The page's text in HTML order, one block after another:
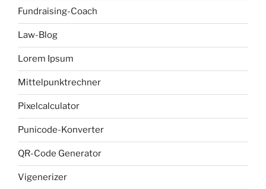
Fundraising-Coach
Law-Blog
Lorem Ipsum
Mittelpunktrechner
Pixelcalculator
Punicode-Konverter
QR-Code Generator
Vigenerizer